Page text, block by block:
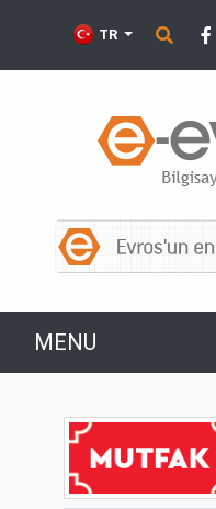
TR
MENU